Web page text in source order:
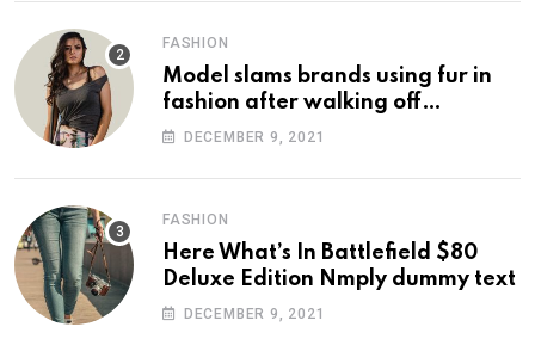
FASHION
Model slams brands using fur in
fashion after walking off
photoshoot
DECEMBER 9, 2021
FASHION
Here What’s In Battlefield $80
Deluxe Edition Nmply dummy text
DECEMBER 9, 2021